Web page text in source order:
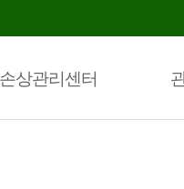
상관리센터